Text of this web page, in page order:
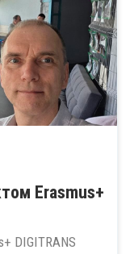
Erasmus+
DIGITRANS